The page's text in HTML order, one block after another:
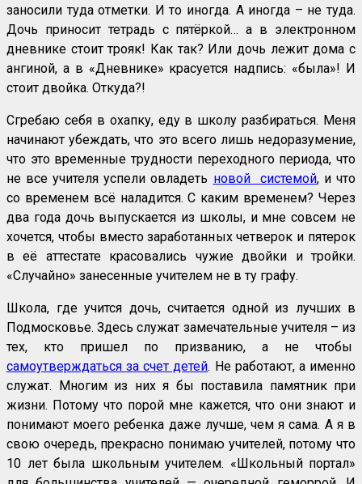
заносили туда отметки. И то иногда. А иногда – не туда.
Дочь приносит тетрадь с пятёркой… а в электронном
дневнике стоит трояк! Как так? Или дочь лежит дома с
ангиной, а в «Дневнике» красуется надпись: «была»! И
стоит двойка. Откуда?!
Сгребаю себя в охапку, еду в школу разбираться. Меня
начинают убеждать, что это всего лишь недоразумение,
что это временные трудности переходного периода, что
не все учителя успели овладеть новой системой, и что
со временем всё наладится. С каким временем? Через
два года дочь выпускается из школы, и мне совсем не
хочется, чтобы вместо заработанных четверок и пятерок
в её аттестате красовались чужие двойки и тройки.
«Случайно» занесенные учителем не в ту графу.
Школа, где учится дочь, считается одной из лучших в
Подмосковье. Здесь служат замечательные учителя – из
тех, кто пришел по призванию, а не чтобы
самоутверждаться за счет детей. Не работают, а именно
служат. Многим из них я бы поставила памятник при
жизни. Потому что порой мне кажется, что они знают и
понимают моего ребенка даже лучше, чем я сама. А я в
свою очередь, прекрасно понимаю учителей, потому что
10 лет была школьным учителем. «Школьный портал»